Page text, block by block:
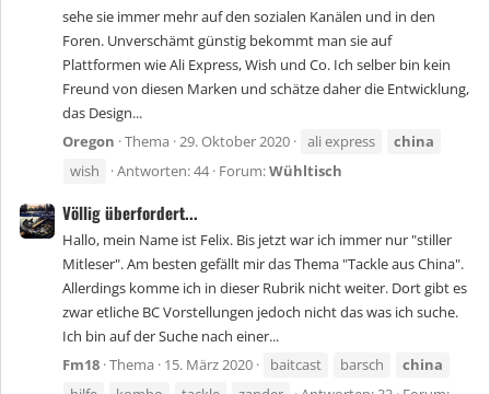
sehe sie immer mehr auf den sozialen Kanälen und in den
Foren. Unverschämt günstig bekommt man sie auf
Plattformen wie Ali Express, Wish und Co. Ich selber bin kein
Freund von diesen Marken und schätze daher die Entwicklung,
das Design...
Oregon Thema 29. Oktober 2020 ali express
china
wish
Antworten: 44 Forum:Wühltisch
Völlig überfordert...
Hallo, mein Name ist Felix. Bis jetzt war ich immer nur "stiller
Mitleser". Am besten gefällt mir das Thema "Tackle aus China".
Allerdings komme ich in dieser Rubrik nicht weiter. Dort gibt es
zwar etliche BC Vorstellungen jedoch nicht das was ich suche.
Ich bin auf der Suche nach einer...
Fm18 Thema 15. März 2020 baitcast barsch
china